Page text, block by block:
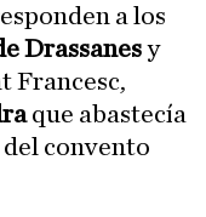
a los
Drassanesy
Francesc,
que abastecía
convento